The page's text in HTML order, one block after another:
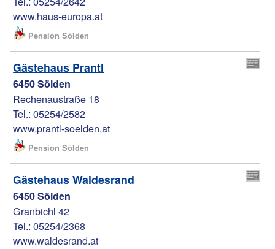
www.haus-europa.at
Pension Sölden
Gästehaus Prantl
6450 Sölden
Rechenaustraße 18
Tel.: 05254/2582
www.prantl-soelden.at
Pension Sölden
Gästehaus Waldesrand
6450 Sölden
Granbichl 42
Tel.: 05254/2368
www.waldesrand.at